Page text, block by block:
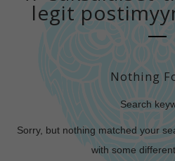
legit
Nothing
Search
Sorry, but nothing matched your
with some